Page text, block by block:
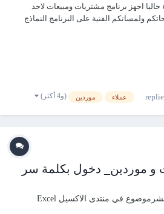
حاليا اجهز برنامج مشتريات ومبيعات لاحد
ولمساتكم الفنية على البرنامج النماذج
عملاء موردين (و4 أكثر)
و موردين_ دخول بكلمة سر
في منتدى الاكسيل Excel